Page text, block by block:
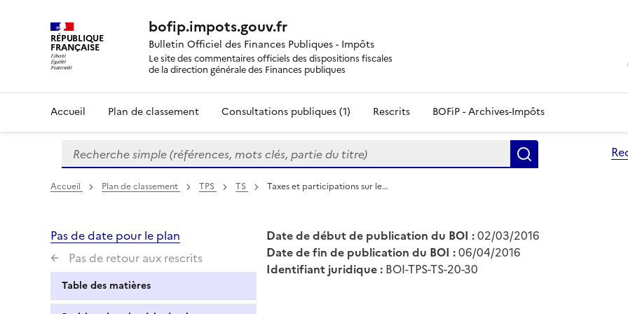
RÉPUBLIQUE
FRANÇAISE
bofip.impots.gouv.fr
Bulletin Officiel des Finances Publiques - Impôts
Le site des commentaires officiels des dispositions fiscales
de la direction générale des Finances publiques
Accueil Plan de classement Consultations publiques (1) Rescrits BOFiP - Archives-Impôts
Formulaire
de
recherche
Recherche simple (références, mots clés, partie du titre)
Accueil Plan de classement TPS TS Taxes et participations sur le…
Pas de date pour le plan
Pas de retour aux rescrits
Table des matières
Date de début de publication du BOI :02/03/2016
Date de fin de publication du BOI :06/04/2016
Identifiant juridique : BOI-TPS-TS-20-30